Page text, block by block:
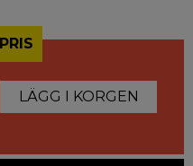
LÄGG I KORGEN